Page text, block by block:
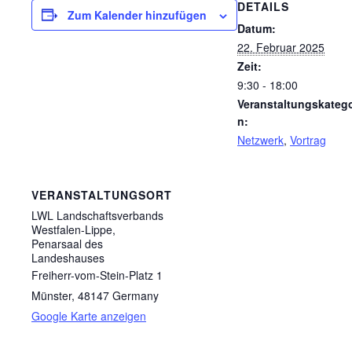
Zum Kalender hinzufügen
DETAILS
Datum:
22. Februar 2025
Zeit:
9:30 - 18:00
n:
Netzwerk, Vortrag
VERANSTALTUNGSORT
LWL Landschaftsverbands
Westfalen-Lippe,
Penarsaal des
Landeshauses
Freiherr-vom-Stein-Platz 1
Münster, 48147 Germany
Google Karte anzeigen